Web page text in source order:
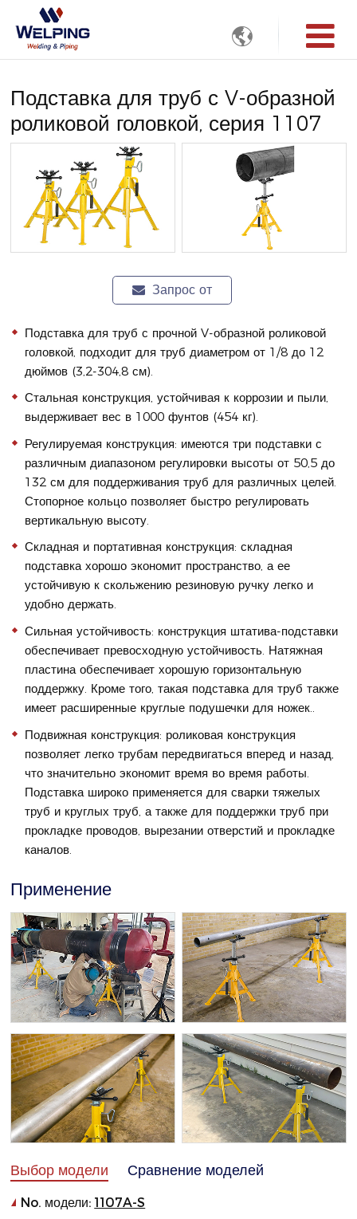

Подставка для труб с V-образной
роликовой головкой, серия 1107
Запрос от
Подставка для труб с прочной V-образной роликовой
головкой, подходит для труб диаметром от 1/8 до 12
дюймов (3,2-304,8 см).
Стальная конструкция, устойчивая к коррозии и пыли,
выдерживает вес в 1000 фунтов (454 кг).
Регулируемая конструкция: имеются три подставки с
различным диапазоном регулировки высоты от 50,5 до
132 см для поддерживания труб для различных целей.
Стопорное кольцо позволяет быстро регулировать
вертикальную высоту.
Складная и портативная конструкция: складная
подставка хорошо экономит пространство, а ее
устойчивую к скольжению резиновую ручку легко и
удобно держать.
Сильная устойчивость: конструкция штатива-подставки
обеспечивает превосходную устойчивость. Натяжная
пластина обеспечивает хорошую горизонтальную
поддержку. Кроме того, такая подставка для труб также
имеет расширенные круглые подушечки для ножек..
Подвижная конструкция: роликовая конструкция
позволяет легко трубам передвигаться вперед и назад,
что значительно экономит время во время работы.
Подставка широко применяется для сварки тяжелых
труб и круглых труб, а также для поддержки труб при
прокладке проводов, вырезании отверстий и прокладке
каналов.
Применение
Выбор модели Сравнение моделей
No. модели: 1107A-S